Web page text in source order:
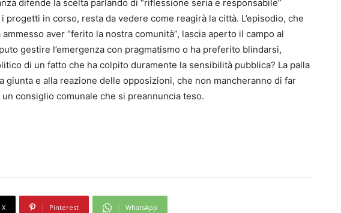
difende la scelta parlando di “riflessione seria e responsabile”
progetti in corso, resta da vedere come reagirà la città. L’episodio, che
aver “ferito la nostra comunità”, lascia aperto il campo al
gestire l’emergenza con pragmatismo o ha preferito blindarsi,
di un fatto che ha colpito duramente la sensibilità pubblica? La palla
giunta e alla reazione delle opposizioni, che non mancheranno di far
consiglio comunale che si preannuncia teso.
X Pinterest WhatsApp